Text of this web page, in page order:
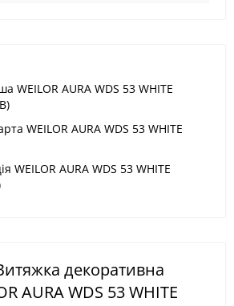
WEILOR AURA WDS 53 WHITE
WEILOR AURA WDS 53 WHITE
WEILOR AURA WDS 53 WHITE
декоративна
AURA WDS 53 WHITE